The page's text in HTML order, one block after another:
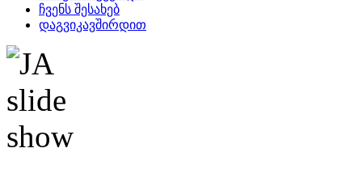
ჩვენს შესახებ
დაგვიკავშირდით